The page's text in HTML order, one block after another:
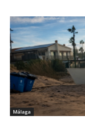
Málaga